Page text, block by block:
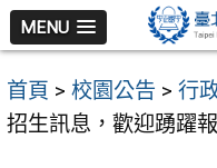
跳
至
主
要
MENU
首頁 > 校園公告 > 行
招生訊息，歡迎踴躍